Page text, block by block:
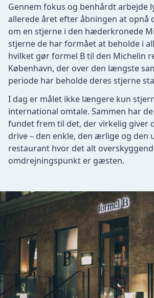
Gennem fokus og benhårdt arbejde
allerede året efter åbningen at opnå
om en stjerne i den hæderkronede
stjerne de har formået at beholde i
hvilket gør formel B til den Michelin
København, der over den længste
periode har beholde deres stjerne
I dag er målet ikke længere kun
international omtale. Sammen har
fundet frem til det, der virkelig giver
drive – den enkle, den ærlige og
restaurant hvor det alt
omdrejningspunkt er gæsten.